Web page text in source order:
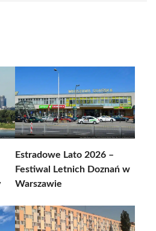
Estradowe Lato 2026 –
Festiwal Letnich Doznań w
Warszawie